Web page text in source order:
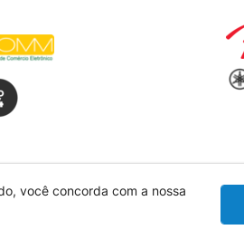
você concorda com a nossa